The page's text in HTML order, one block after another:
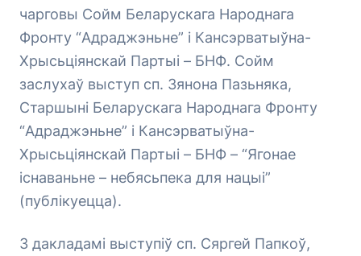
чарговы Сойм Беларускага Народнага
Фронту “Адраджэньне” і Кансэрватыўна-
Хрысьціянскай Партыі – БНФ. Сойм
заслухаў выступ сп. Зянона Пазьняка,
Старшыні Беларускага Народнага Фронту
“Адраджэньне” і Кансэрватыўна-
Хрысьціянскай Партыі – БНФ – “Ягонае
існаваньне – небясьпека для нацыі”
(публікуецца).
З дакладамі выступіў сп. Сяргей Папкоў,